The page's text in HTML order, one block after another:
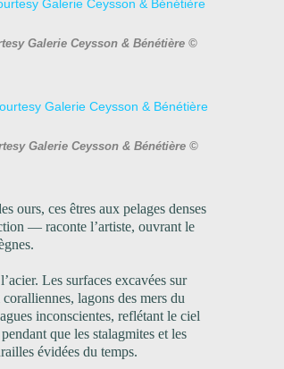
Galerie Ceysson & Bénétière ©
Galerie Ceysson & Bénétière ©
ours, ces êtres aux pelages denses
— raconte l’artiste, ouvrant le
Les surfaces excavées sur
lagons des mers du
inconscientes, reflétant le ciel
que les stalagmites et les
évidées du temps.